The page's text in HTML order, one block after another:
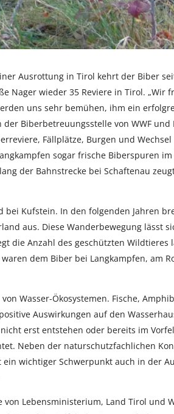
Ausrottung in Tirol kehrt der Biber
Nager wieder 35 Reviere in Tirol. „Wir
uns sehr bemühen, ihm ein
Biberbetreuungsstelle von WWF und
Fällplätze, Burgen und
sogar frische Biberspuren im
der Bahnstrecke bei Schaftenau
Kufstein. In den folgenden Jahren
aus. Diese Wanderbewegung lässt
die Anzahl des geschützten Wildtieres
dem Biber bei Langkampfen, am
Wasser-Ökosystemen. Fische,
Auswirkungen auf den
erst entstehen oder bereits im
Neben der naturschutzfachlichen
wichtiger Schwerpunkt auch in der
Lebensministerium, Land Tirol und